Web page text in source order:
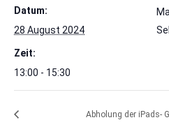
Datum:
28 August 2024
Zeit:
13:00 - 15:30
Abholung der iPads-